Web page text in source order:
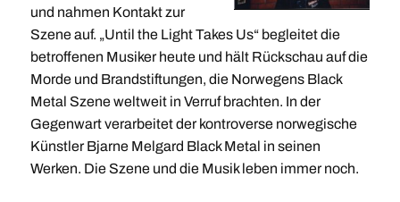
und nahmen Kontakt zur
Szene auf. „Until the Light Takes Us“ begleitet die
betroffenen Musiker heute und hält Rückschau auf die
Morde und Brandstiftungen, die Norwegens Black
Metal Szene weltweit in Verruf brachten. In der
Gegenwart verarbeitet der kontroverse norwegische
Künstler Bjarne Melgard Black Metal in seinen
Werken. Die Szene und die Musik leben immer noch.